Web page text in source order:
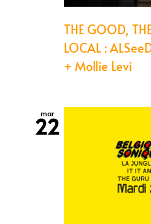
THE GOOD,
LOCAL :
+ Mollie Levi
mar
22